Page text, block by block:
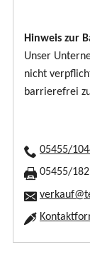
Hinweis zur
Unser
nicht
barrierefrei
05455/
05455/